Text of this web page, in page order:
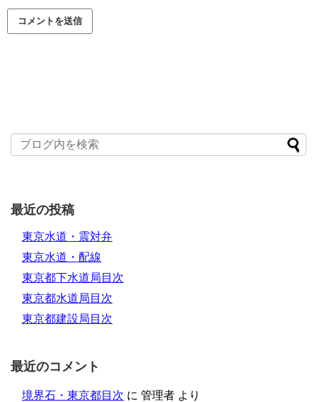
最近の投稿
東京水道・震対弁
東京水道・配線
東京都下水道局目次
東京都水道局目次
東京都建設局目次
最近のコメント
境界石・東京都目次 に 管理者 より